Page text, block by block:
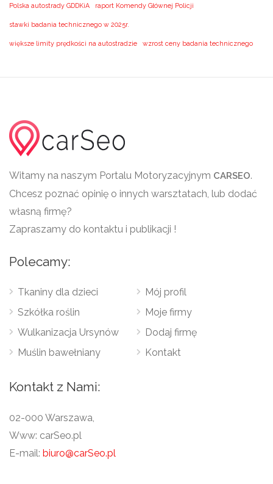
Polska autostrady GDDKiA raport Komendy Głównej Policji
stawki badania technicznego w 2025r.
większe limity prędkości na autostradzie wzrost ceny badania technicznego
Witamy na naszym Portalu Motoryzacyjnym CARSEO.
Chcesz poznać opinię o innych warsztatach, lub dodać
własną firmę?
Zapraszamy do kontaktu i publikacji !
Polecamy:
Tkaniny dla dzieci
Szkółka roślin
Wulkanizacja Ursynów
Muślin bawełniany
Mój profil
Moje firmy
Dodaj firmę
Kontakt
Kontakt z Nami:
02-000 Warszawa,
Www: carSeo.pl
E-mail: biuro@carSeo.pl